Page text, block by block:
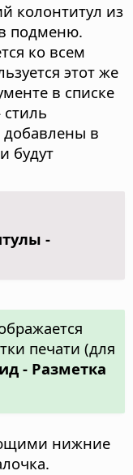
колонтитул из
подменю.
ко всем
этот же
в списке
добавлены в
будут
-
печати (для
- Разметка
нижние